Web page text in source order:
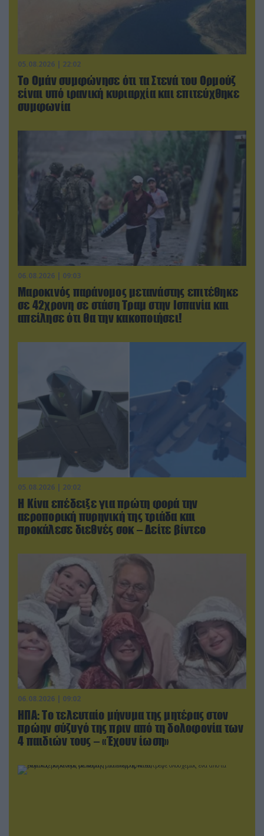
05.08.2026 | 22:02
Το Ομάν συμφώνησε ότι τα Στενά του Ορμούζ
είναι υπό ιρανική κυριαρχία και επιτεύχθηκε
συμφωνία
06.08.2026 | 09:03
Μαροκινός παράνομος μετανάστης επιτέθηκε
σε 42χρονη σε στάση Τραμ στην Ισπανία και
απείλησε ότι θα την κακοποιήσει!
05.08.2026 | 20:02
Η Κίνα επέδειξε για πρώτη φορά την
αεροπορική πυρηνική της τριάδα και
προκάλεσε διεθνές σοκ – Δείτε βίντεο
06.08.2026 | 09:02
ΗΠΑ: Το τελευταίο μήνυμα της μητέρας στον
πρώην σύζυγό της πριν από τη δολοφονία των
4 παιδιών τους – «Έχουν ίωση»